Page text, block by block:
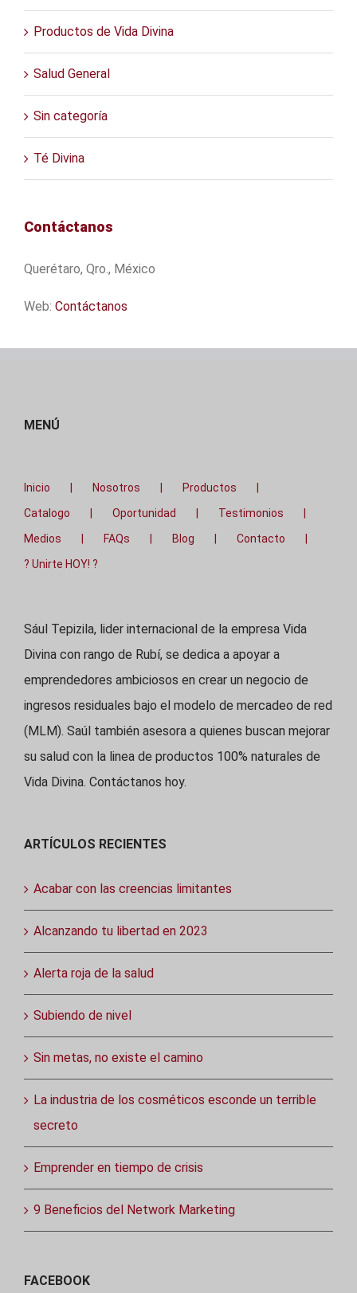
Productos de Vida Divina
Salud General
Sin categoría
Té Divina
Contáctanos
Querétaro, Qro., México
Web: Contáctanos
MENÚ
Inicio Nosotros
Productos
Catalogo
Oportunidad
Testimonios
Medios
FAQs Blog
Contacto
? Unirte HOY! ?
Sául Tepizila, lider internacional de la empresa Vida
Divina con rango de Rubí, se dedica a apoyar a
emprendedores ambiciosos en crear un negocio de
ingresos residuales bajo el modelo de mercadeo de red
(MLM). Saúl también asesora a quienes buscan mejorar
su salud con la linea de productos 100% naturales de
Vida Divina. Contáctanos hoy.
ARTÍCULOS RECIENTES
Acabar con las creencias limitantes
Alcanzando tu libertad en 2023
Alerta roja de la salud
Subiendo de nivel
Sin metas, no existe el camino
La industria de los cosméticos esconde un terrible
secreto
Emprender en tiempo de crisis
9 Beneficios del Network Marketing
FACEBOOK